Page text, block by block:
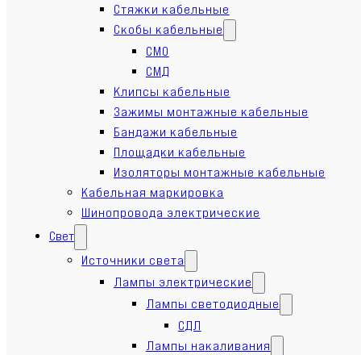
Стяжки кабельные
Скобы кабельные
СМО
СМД
Клипсы кабельные
Зажимы монтажные кабельные
Бандажи кабельные
Площадки кабельные
Изоляторы монтажные кабельные
Кабельная маркировка
Шинопровода электрические
Свет
Источники света
Лампы электрические
Лампы светодиодные
СДЛ
Лампы накаливания